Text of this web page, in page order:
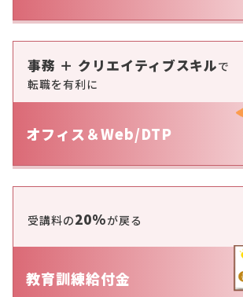
事務 ＋ クリエイティブスキルで
転職を有利に
オフィス＆Web/DTP
受講料の20%が戻る
教育訓練給付金